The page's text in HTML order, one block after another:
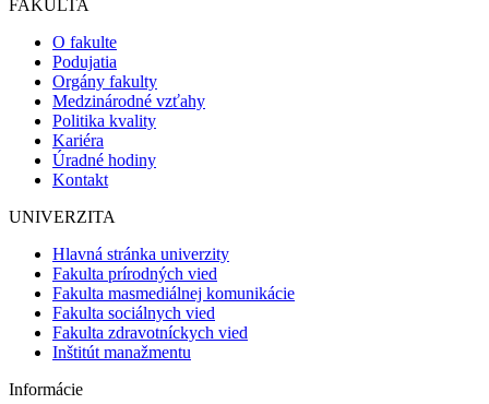
FAKULTA
O fakulte
Podujatia
Orgány fakulty
Medzinárodné vzťahy
Politika kvality
Kariéra
Úradné hodiny
Kontakt
UNIVERZITA
Hlavná stránka univerzity
Fakulta prírodných vied
Fakulta masmediálnej komunikácie
Fakulta sociálnych vied
Fakulta zdravotníckych vied
Inštitút manažmentu
Informácie